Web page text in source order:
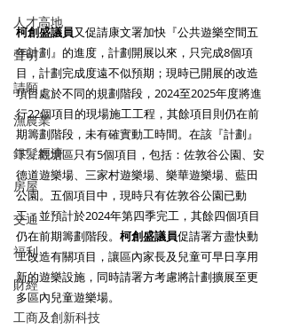
人才高地
聲明
請願
漁農業
銀髮經濟
房屋
交通
福利
財經
工商及創新科技
柯創盛議員又促請康文署加快『公共遊樂空間五
年計劃』的進度，計劃開展以來，只完成8個項
目，計劃完成度遠不似預期；現時已開展的改造
項目處於不同的規劃階段，2024至2025年度將進
行22個項目的現場施工工程，其餘項目則仍在前
期籌劃階段，未有確實動工時間。在該『計劃』
下，觀塘區只有5個項目，包括：佐敦谷公園、安
德道遊樂場、三家村遊樂場、樂華遊樂場、藍田
公園。五個項目中，現時只有佐敦谷公園已動
工，並預計於2024年第四季完工，其餘四個項目
仍在前期籌劃階段。 柯創盛議員促請署方盡快動
工改造有關項目，讓區內家長及兒童可早日享用
新的遊樂設施，同時請署方考慮將計劃擴展至更
多區內兒童遊樂場。